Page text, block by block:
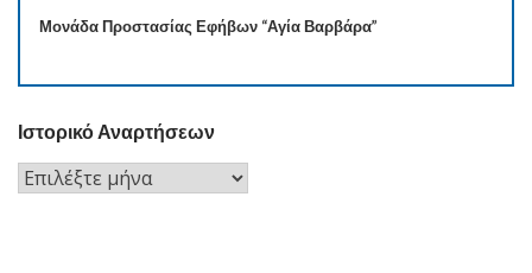
Μονάδα Προστασίας Εφήβων “Αγία Βαρβάρα”
Ιστορικό Αναρτήσεων
Ιστορικό